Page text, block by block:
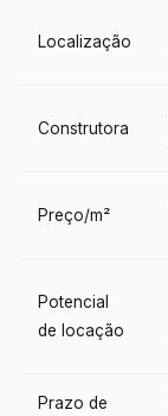
Localização
Construtora
Preço/m²
Potencial
de locação
Prazo de